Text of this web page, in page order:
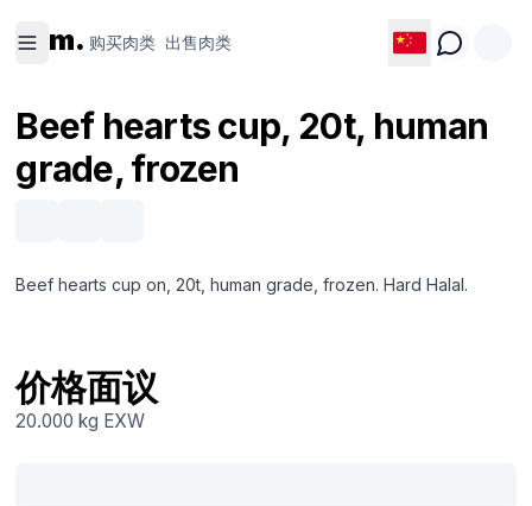
m. 购买肉类 出售肉类
Beef hearts cup, 20t, human
grade, frozen
Beef hearts cup on, 20t, human grade, frozen. Hard Halal.
价格面议
20.000 kg EXW